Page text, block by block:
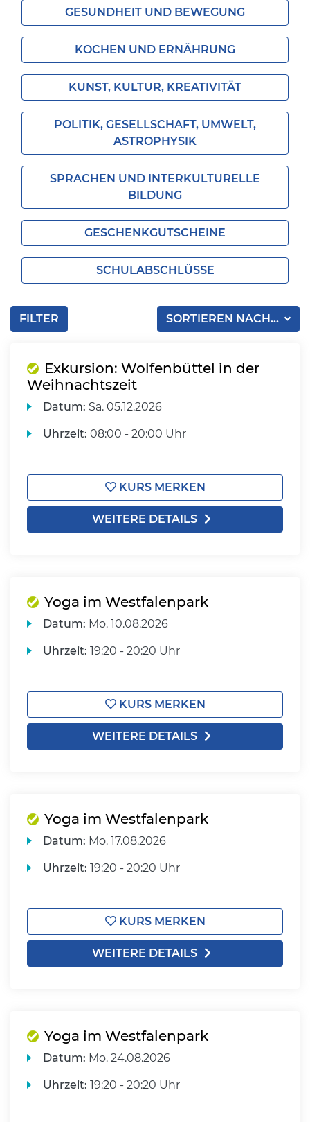
GESUNDHEIT UND BEWEGUNG
KOCHEN UND ERNÄHRUNG
KUNST, KULTUR, KREATIVITÄT
POLITIK, GESELLSCHAFT, UMWELT,
ASTROPHYSIK
SPRACHEN UND INTERKULTURELLE
BILDUNG
GESCHENKGUTSCHEINE
SCHULABSCHLÜSSE
SORTIEREN NACH...
FILTER
Exkursion: Wolfenbüttel in der
Weihnachtszeit
Datum: Sa. 05.12.2026
Uhrzeit: 08:00 - 20:00 Uhr
KURS MERKEN
WEITERE DETAILS
Yoga im Westfalenpark
Datum: Mo. 10.08.2026
Uhrzeit: 19:20 - 20:20 Uhr
KURS MERKEN
WEITERE DETAILS
Yoga im Westfalenpark
Datum: Mo. 17.08.2026
Uhrzeit: 19:20 - 20:20 Uhr
KURS MERKEN
WEITERE DETAILS
Yoga im Westfalenpark
Datum: Mo. 24.08.2026
Uhrzeit: 19:20 - 20:20 Uhr